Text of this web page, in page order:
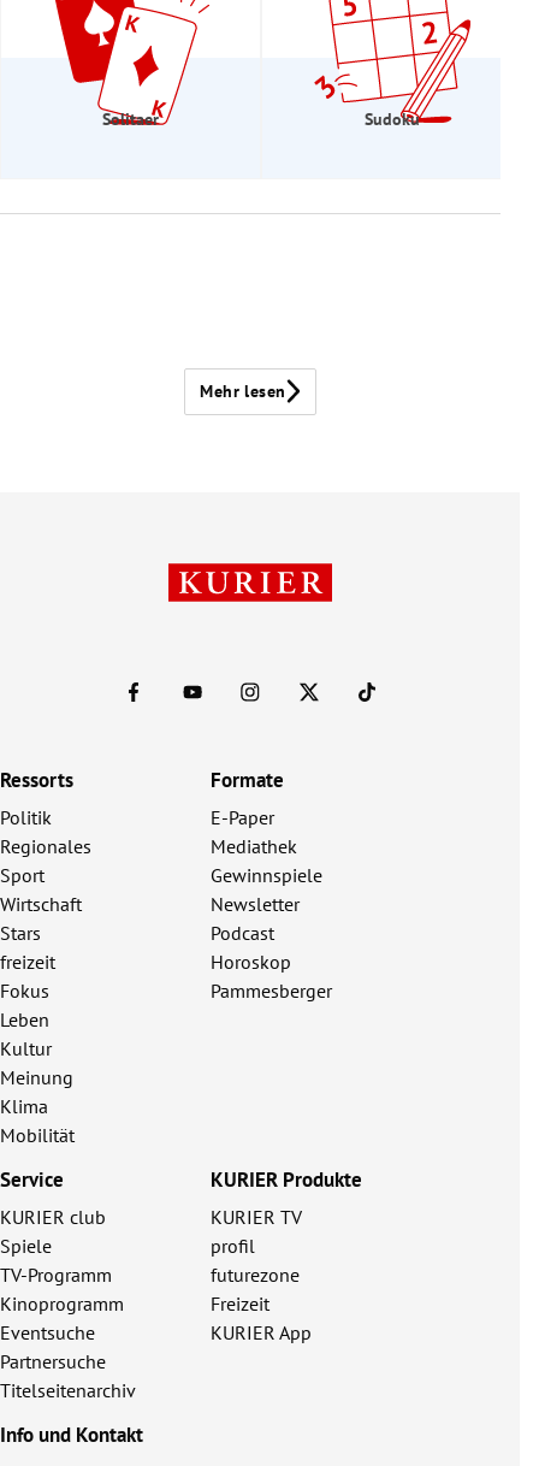
Solitaer Sudoku
Mehr lesen
Ressorts
Politik
Regionales
Sport
Wirtschaft
Stars
freizeit
Fokus
Leben
Kultur
Meinung
Klima
Mobilität
Formate
E-Paper
Mediathek
Gewinnspiele
Newsletter
Podcast
Horoskop
Pammesberger
Service
KURIER club
Spiele
TV-Programm
Kinoprogramm
Eventsuche
Partnersuche
Titelseitenarchiv
KURIER Produkte
KURIER TV
profil
futurezone
Freizeit
KURIER App
Info und Kontakt